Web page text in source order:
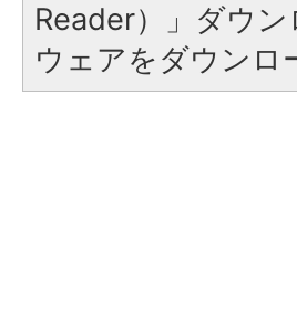
Reader）」ダウ
ウェアをダウンロ